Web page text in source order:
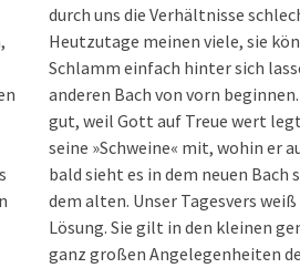
durch uns die Verhältnisse
Heutzutage meinen viele, sie
Schlamm einfach hinter sich
anderen Bach von vorn
gut, weil Gott auf Treue wert
seine »Schweine« mit, wohin er
bald sieht es in dem neuen Bach
dem alten. Unser Tagesvers weiß
Lösung. Sie gilt in den kleinen
ganz großen Angelegenheiten